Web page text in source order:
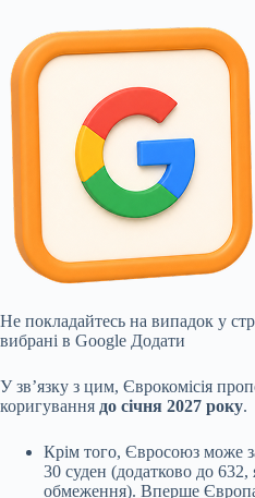
Не покладайтесь на випадок у
вибрані в Google Додати
У зв’язку з цим, Єврокомісія
коригування до січня 2027 року.
Крім того, Євросоюз може
30 суден (додатково до 632,
обмеження). Вперше Європа